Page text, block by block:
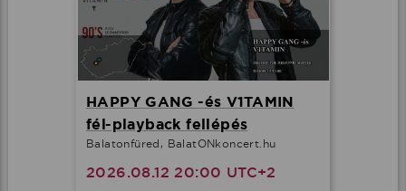
HAPPY GANG -és V1TAMIN
fél-playback fellépés
Balatonfüred, BalatONkoncert.hu
2026.08.12 20:00 UTC+2